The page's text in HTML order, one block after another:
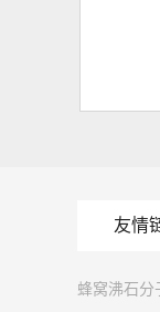
友情
蜂窝沸石分